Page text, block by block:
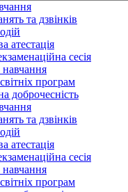
та дзвінків
атестація
сесія
програм
доброчесність
та дзвінків
атестація
сесія
програм